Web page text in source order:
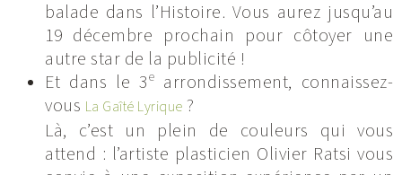
balade dans l’Histoire. Vous aurez jusqu’au
19 décembre prochain pour côtoyer une
autre star de la publicité !
Et dans le 3e arrondissement, connaissez-
vous La Gaîté Lyrique ?
Là, c’est un plein de couleurs qui vous
attend : l’artiste plasticien Olivier Ratsi vous